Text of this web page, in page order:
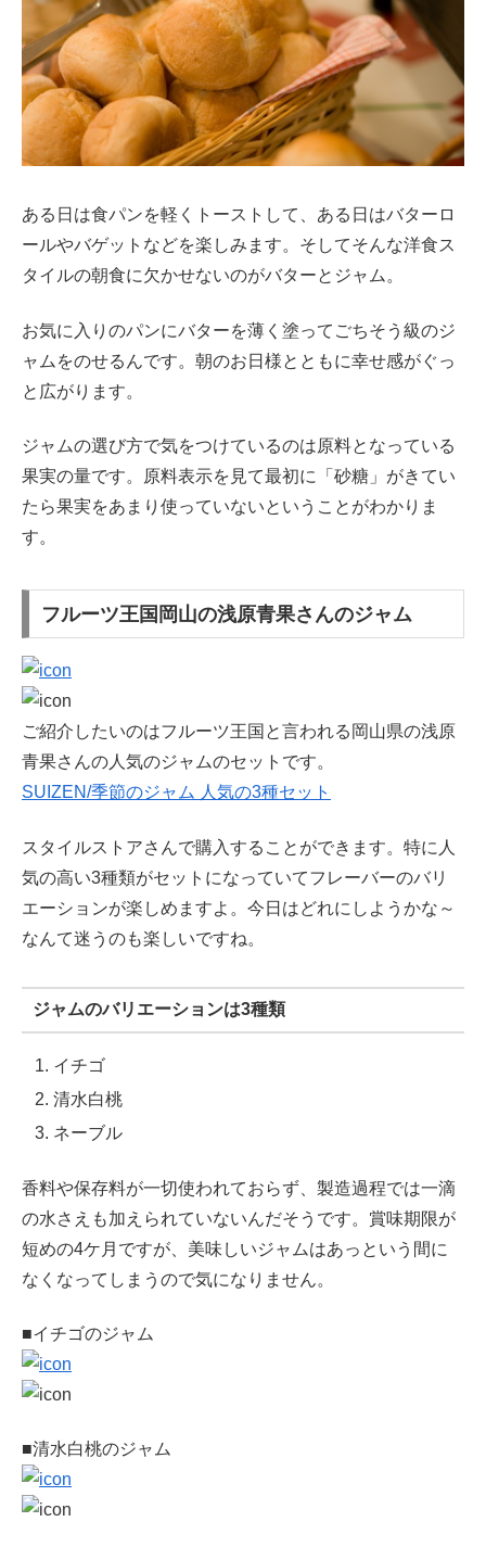
ある日は食パンを軽くトーストして、ある日はバターロ
ールやバゲットなどを楽しみます。そしてそんな洋食ス
タイルの朝食に欠かせないのがバターとジャム。
お気に入りのパンにバターを薄く塗ってごちそう級のジ
ャムをのせるんです。朝のお日様とともに幸せ感がぐっ
と広がります。
ジャムの選び方で気をつけているのは原料となっている
果実の量です。原料表示を見て最初に「砂糖」がきてい
たら果実をあまり使っていないということがわかりま
す。
フルーツ王国岡山の浅原青果さんのジャム
ご紹介したいのはフルーツ王国と言われる岡山県の浅原
青果さんの人気のジャムのセットです。
SUIZEN/季節のジャム 人気の3種セット
スタイルストアさんで購入することができます。特に人
気の高い3種類がセットになっていてフレーバーのバリ
エーションが楽しめますよ。今日はどれにしようかな～
なんて迷うのも楽しいですね。
ジャムのバリエーションは3種類
イチゴ
清水白桃
ネーブル
香料や保存料が一切使われておらず、製造過程では一滴
の水さえも加えられていないんだそうです。賞味期限が
短めの4ケ月ですが、美味しいジャムはあっという間に
なくなってしまうので気になりません。
■イチゴのジャム
■清水白桃のジャム